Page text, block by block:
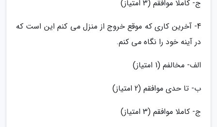
ج- کاملا موافقم (3 امتیاز)
4- آخرین کاری که موقع خروج از منزل می کنم این است که
در آینه خود را نگاه می کنم.
الف- مخالفم (1 امتیاز)
ب- تا حدی موافقم (2 امتیاز)
ج- کاملا موافقم (3 امتیاز)